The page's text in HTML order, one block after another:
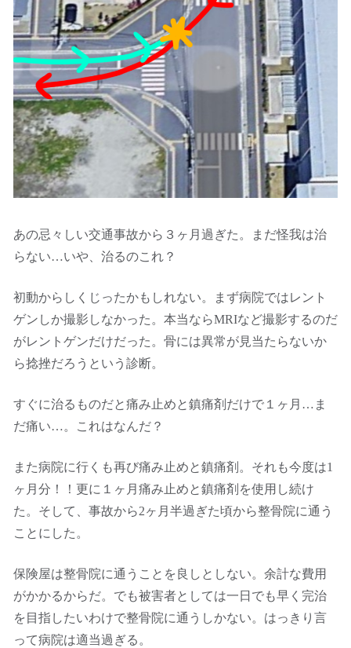
あの忌々しい交通事故から３ヶ月過ぎた。まだ怪我は治
らない…いや、治るのこれ？
初動からしくじったかもしれない。まず病院ではレント
ゲンしか撮影しなかった。本当ならMRIなど撮影するのだ
がレントゲンだけだった。骨には異常が見当たらないか
ら捻挫だろうという診断。
すぐに治るものだと痛み止めと鎮痛剤だけで１ヶ月…ま
だ痛い…。これはなんだ？
また病院に行くも再び痛み止めと鎮痛剤。それも今度は1
ヶ月分！！更に１ヶ月痛み止めと鎮痛剤を使用し続け
た。そして、事故から2ヶ月半過ぎた頃から整骨院に通う
ことにした。
保険屋は整骨院に通うことを良しとしない。余計な費用
がかかるからだ。でも被害者としては一日でも早く完治
を目指したいわけで整骨院に通うしかない。はっきり言
って病院は適当過ぎる。